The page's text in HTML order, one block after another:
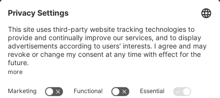
info@lightnet.de
Política de privacidad